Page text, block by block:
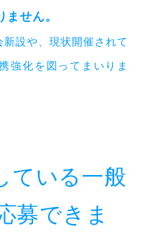
せん。
設や、現状開催されて
強化を図ってまいりま
ている一般
募できま